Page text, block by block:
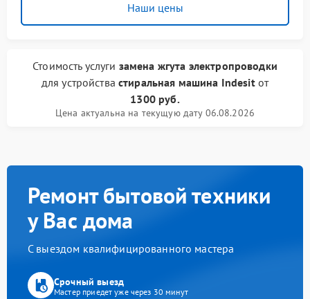
Наши цены
Стоимость услуги замена жгута электропроводки
для устройствастиральная машина Indesitот
1300 руб.
Цена актуальна на текущую дату 06.08.2026
Ремонт бытовой техники
у Вас дома
С выездом квалифицированного мастера
Срочный выезд
Мастер приедет уже через 30 минут